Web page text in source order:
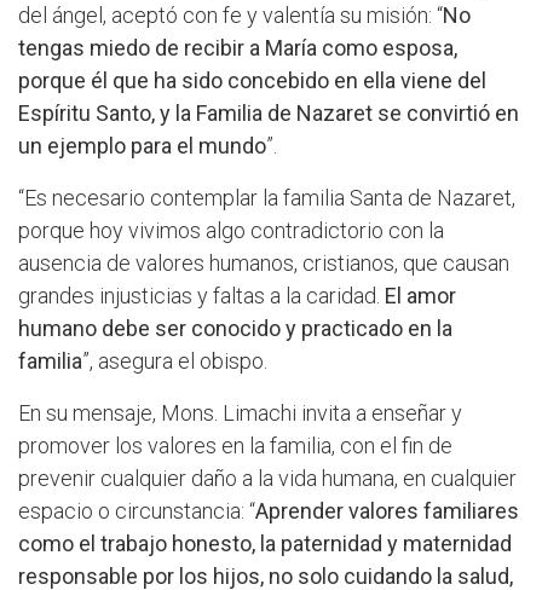
del ángel, aceptó con fe y valentía su misión: “No
tengas miedo de recibir a María como esposa,
porque él que ha sido concebido en ella viene del
Espíritu Santo, y la Familia de Nazaret se convirtió en
un ejemplo para el mundo”.
“Es necesario contemplar la familia Santa de Nazaret,
porque hoy vivimos algo contradictorio con la
ausencia de valores humanos, cristianos, que causan
grandes injusticias y faltas a la caridad. El amor
humano debe ser conocido y practicado en la
familia”, asegura el obispo.
En su mensaje, Mons. Limachi invita a enseñar y
promover los valores en la familia, con el fin de
prevenir cualquier daño a la vida humana, en cualquier
espacio o circunstancia: “Aprender valores familiares
como el trabajo honesto, la paternidad y maternidad
responsable por los hijos, no solo cuidando la salud,